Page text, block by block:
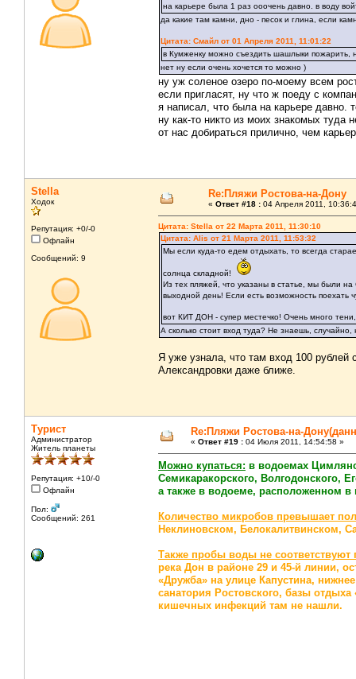
на карьере была 1 раз ооочень давно. в воду
да какие там камни, дно - песок и глина, если
Цитата: Смайл от 01 Апреля 2011, 11:01:22
в Кумженку можно съездить шашлыки пожарить,
нет ну если очень хочется то можно )
ну уж соленое озеро по-моему всем
если пригласят, ну что ж поеду с
я написал, что была на карьере давно.
ну как-то никто из моих знакомых туда
от нас добираться прилично, чем
Stella
Ходок
Репутация: +0/-0
Офлайн
Сообщений: 9
Re:Пляжи Ростова-на-Дону
« Ответ #18 : 04 Апреля 2011,
Цитата: Stella от 22 Марта 2011, 11:30:10
Цитата: Alis от 21 Марта 2011, 11:53:32
Мы если куда-то едем отдыхать, то всегда
солнца складной!
Из тех пляжей, что указаны в статье, мы были
выходной день! Если есть возможность поехать
вот КИТ ДОН - супер местечко! Очень много
А сколько стоит вход туда? Не знаешь,
Я уже узнала, что там вход 100
Александровки даже ближе.
Турист
Администратор
Житель планеты
Репутация: +10/-0
Офлайн
Пол:
Сообщений: 261
Re:Пляжи Ростова-на-
« Ответ #19 : 04 Июля 2011, 14:54:58 »
Можно купаться: в водоемах
Семикаракорского, Волгодонского,
а также в водоеме, расположенном в
Количество микробов превышает
Неклиновском, Белокалитвинском,
Также пробы воды не соответствуют
река Дон в районе 29 и 45-й линии,
«Дружба» на улице Капустина,
санатория Ростовского, базы
кишечных инфекций там не нашли.